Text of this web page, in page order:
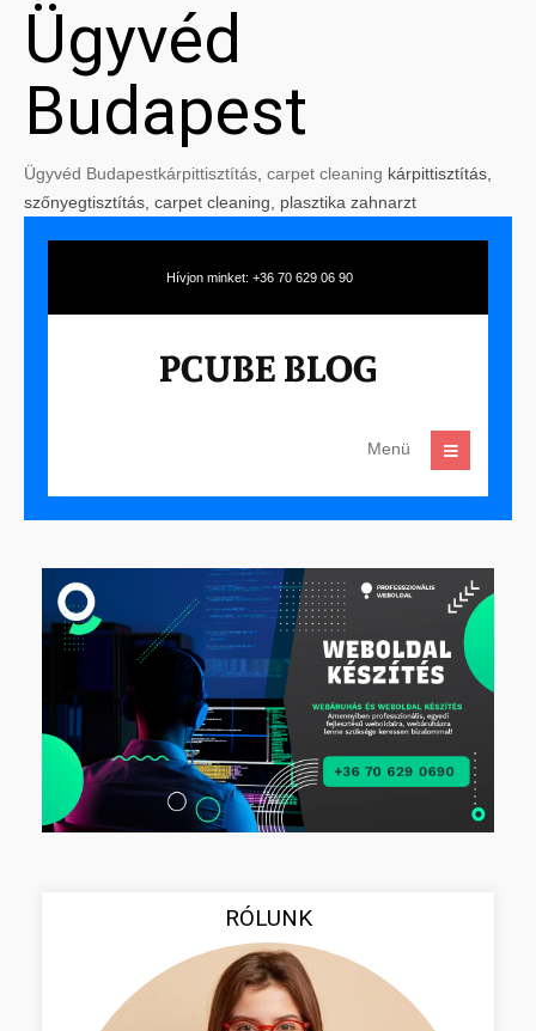
Ügyvéd
Budapest
Ügyvéd Budapestkárpittisztítás carpet cleaning kárpittisztítás,
szőnyegtisztítás, carpet cleaning, plasztika zahnarzt
Hívjon minket: +36 70 629 06 90
Menü
RÓLUNK